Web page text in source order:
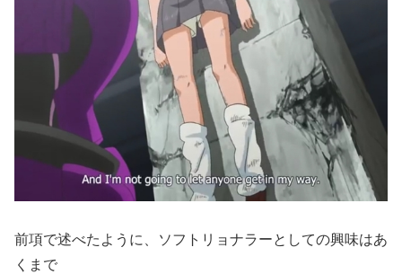
前項で述べたように、ソフトリョナラーとしての興味はあ
くまで